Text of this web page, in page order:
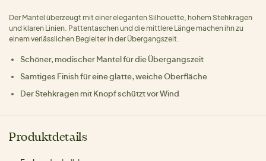
Der Mantel überzeugt mit einer eleganten Silhouette, hohem Stehkragen
und klaren Linien. Pattentaschen und die mittlere Länge machen ihn zu
einem verlässlichen Begleiter in der Übergangszeit.
Schöner, modischer Mantel für die Übergangszeit
Samtiges Finish für eine glatte, weiche Oberfläche
Der Stehkragen mit Knopf schützt vor Wind
Produktdetails